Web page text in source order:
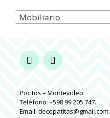
Mobiliario
Pocitos – Montevideo.
Teléfono: +598 99 205 747.
Email: decopatitas@gmail.com.